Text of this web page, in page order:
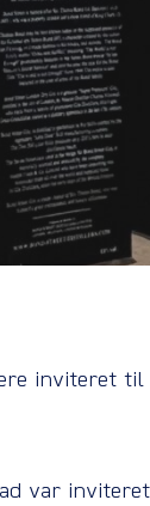
inviteret
var